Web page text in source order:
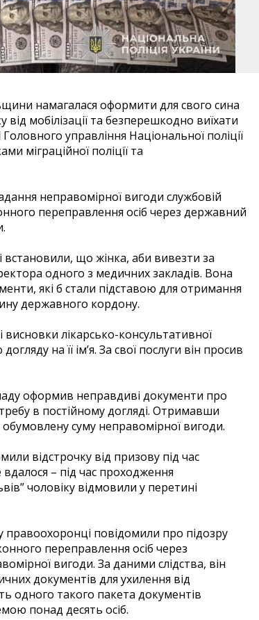
намагалася оформити для свого сина
мобілізації та безперешкодно виїхати
управління Національної поліції
міграційної поліції та
неправомірної вигоди службовій
переправлення осіб через державний
встановили, що жінка, аби вивезти за
одного з медичних закладів. Вона
які б стали підставою для отримання
державного кордону.
лікарсько-консультативної
на її ім’я. За свої послуги він просив
оформив неправдиві документи про
в постійному догляді. Отримавши
суму неправомірної вигоди.
відстрочку від призову під час
вдалося – під час проходження
чоловіку відмовили у перетині
правоохоронці повідомили про підозру
переправлення осіб через
вигоди. За даними слідства, він
документів для ухилення від
одного такого пакета документів
понад десять осіб.